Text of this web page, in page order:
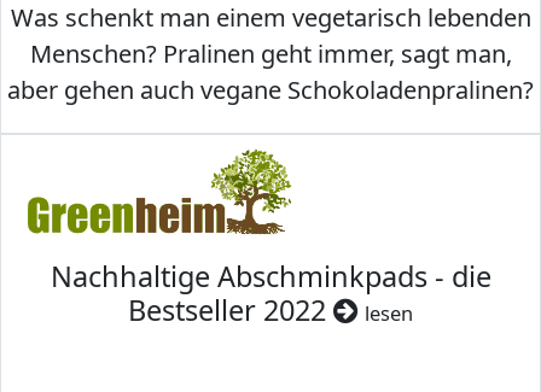
Was schenkt man einem vegetarisch lebenden
Menschen? Pralinen geht immer, sagt man,
aber gehen auch vegane Schokoladenpralinen?
Nachhaltige Abschminkpads - die
Bestseller 2022
lesen